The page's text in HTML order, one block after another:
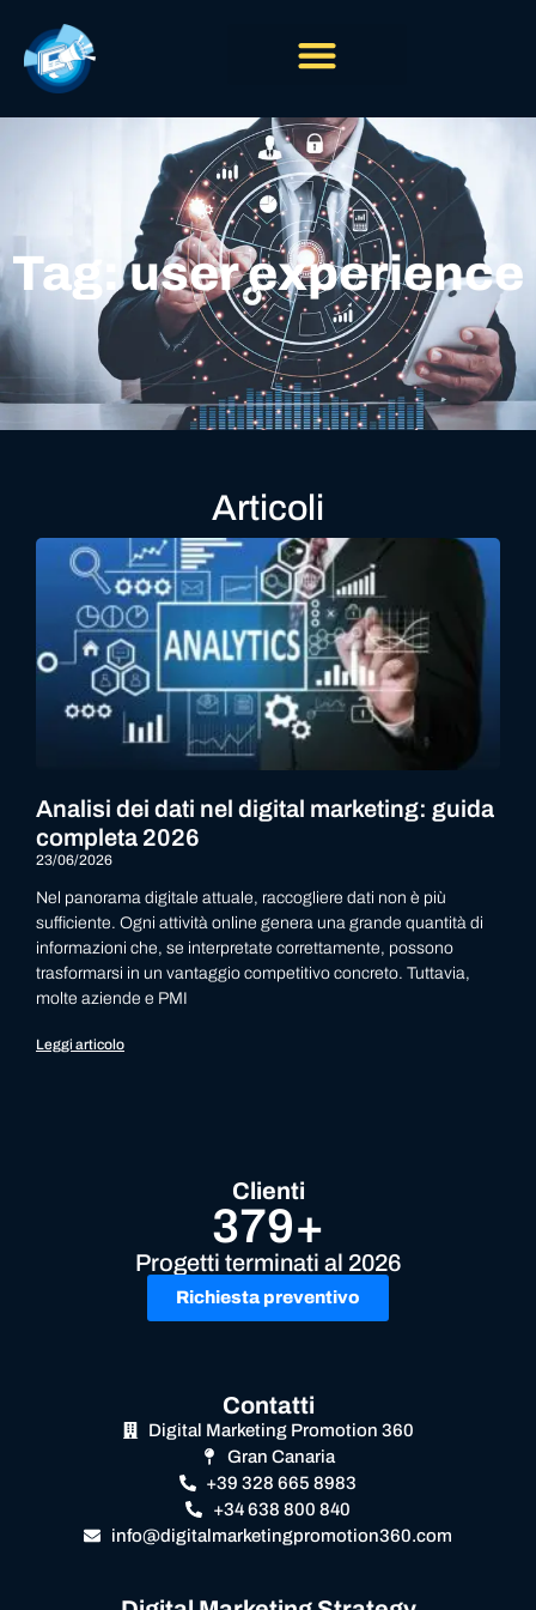
Tag: user experience
Articoli
Analisi dei dati nel digital marketing: guida
completa 2026
23/06/2026
Nel panorama digitale attuale, raccogliere dati non è più
sufficiente. Ogni attività online genera una grande quantità di
informazioni che, se interpretate correttamente, possono
trasformarsi in un vantaggio competitivo concreto. Tuttavia,
molte aziende e PMI
Leggi articolo
Clienti
379+
Progetti terminati al 2026
Richiesta preventivo
Contatti
Digital Marketing Promotion 360
Gran Canaria
+39 328 665 8983
+34 638 800 840
info@digitalmarketingpromotion360.com